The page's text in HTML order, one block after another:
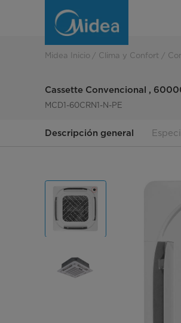
Cassette
Convencional
Midea Inicio Clima y Confort
Cassette Convencional ,
MCD1-60CRN1-N-PE
Descripción general